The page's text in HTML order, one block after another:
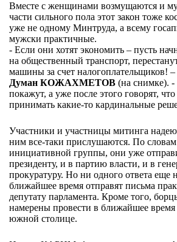
Вместе с женщинами возмущаются и
части сильного пола этот закон тоже
уже не одному Минтруда, а всему
мужски практичные.
- Если они хотят экономить – пусть
на общественный транспорт,
машины за счет налогоплательщиков! –
Думан КОЖАХМЕТОВ (на снимке).
покажут, а уже после этого говорят,
принимать какие-то кардинальные
Участники и участницы митинга
ним все-таки прислушаются. По
инициативной группы, они уже
президенту, и в партию власти, и в
прокуратуру. Но ни одного ответа еще
ближайшее время отправят письма
депутату парламента. Кроме того,
намерены провести в ближайшее
южной столице.